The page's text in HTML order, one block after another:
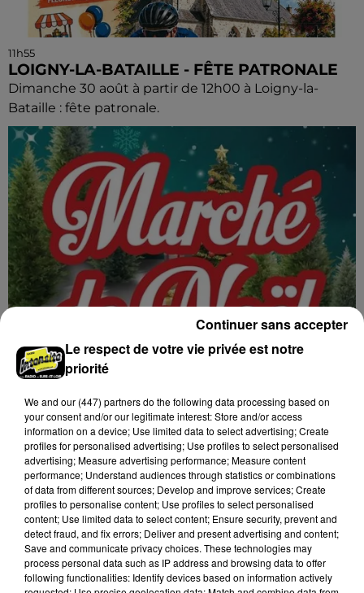
11h55
LOIGNY-LA-BATAILLE - FÊTE PATRONALE
Dimanche 30 août à partir de 12h00 à Loigny-la-
Bataille : fête patronale.
11h49
MIGNIÈRES - MARCHÉ DE NOËL
Dimanche 29 novembre de 10h00 à 18h00, gymnase
Franz Stock de Mignières : Marché de Noël. Organisé
par le comité des fêtes.
Le respect de votre vie privée est notre
priorité
We and our (447) partnersdo the following data processing based on
your consent and/or our legitimate interest: Store and/or access
information on a device; Use limited data to select advertising; Create
profiles for personalised advertising; Use profiles to select personalised
advertising; Measure advertising performance; Measure content
performance; Understand audiences through statistics or combinations
of data from different sources; Develop and improve services; Create
profiles to personalise content; Use profiles to select personalised
content; Use limited data to select content; Ensure security, prevent and
detect fraud, and fix errors; Deliver and present advertising and content;
Save and communicate privacy choices. These technologies may
process personal data such as IP address and browsing data to offer
following functionalities: Identify devices based on information actively
Continuer sans accepter